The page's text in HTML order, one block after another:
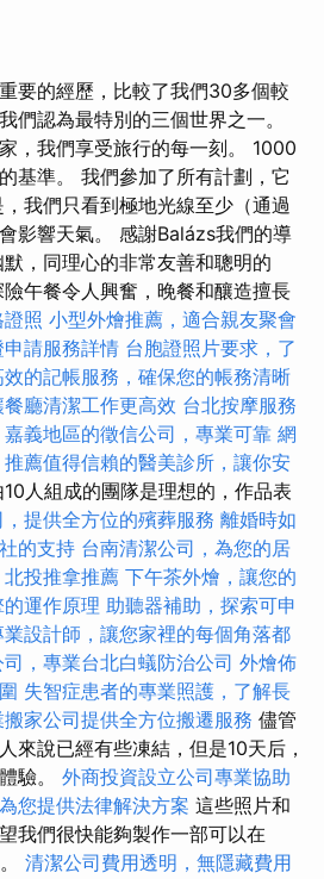
要的經歷，比較了我們30多個較
們認為最特別的三個世界之一。
，我們享受旅行的每一刻。 1000
基準。 我們參加了所有計劃，它
我們只看到極地光線至少（通過
影響天氣。 感謝Balázs我們的導
，同理心的非常友善和聰明的
午餐令人興奮，晚餐和釀造擅長
照 小型外燴推薦，適合親友聚會
請服務詳情 台胞證照片要求，了
效的記帳服務，確保您的帳務清晰
廳清潔工作更高效 台北按摩服務
嘉義地區的徵信公司，專業可靠 網
推薦值得信賴的醫美診所，讓你安
人組成的團隊是理想的，作品表
提供全方位的殯葬服務 離婚時如
的支持 台南清潔公司，為您的居
北投推拿推薦 下午茶外燴，讓您的
運作原理 助聽器補助，探索可申
業設計師，讓您家裡的每個角落都
，專業台北白蟻防治公司 外燴佈
失智症患者的專業照護，了解長
家公司提供全方位搬遷服務 儘管
來說已經有些凍結，但是10天后，
驗。 外商投資設立公司專業協助
您提供法律解決方案 這些照片和
我們很快能夠製作一部可以在
清潔公司費用透明，無隱藏費用